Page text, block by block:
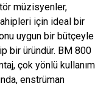
müzisyenler,
için ideal bir
uygun bir bütçeyle
bir üründür. BM 800
çok yönlü kullanım
enstrüman